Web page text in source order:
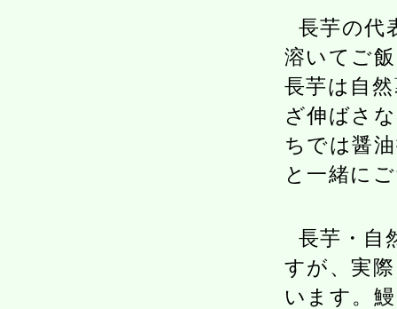
長芋の代
溶いてご
長芋は自
ざ伸ばさ
ちでは醤
と一緒に
長芋・自
すが、実
います。